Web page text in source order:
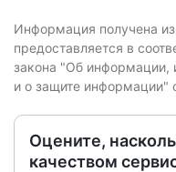
Информация получена
предоставляется в
закона "Об информации,
и о защите информации"
Оцените,
качеством